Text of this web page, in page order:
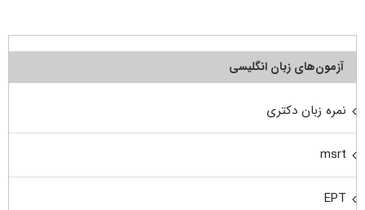
آزمون‌های زبان انگلیسی
نمره زبان دکتری
msrt
EPT